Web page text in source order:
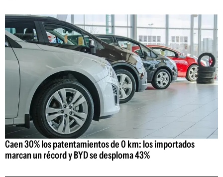
Caen 30% los patentamientos de 0 km: los importados
marcan un récord y BYD se desploma 43%